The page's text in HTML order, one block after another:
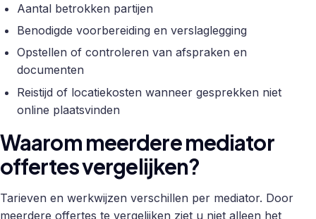
Aantal betrokken partijen
Benodigde voorbereiding en verslaglegging
Opstellen of controleren van afspraken en
documenten
Reistijd of locatiekosten wanneer gesprekken niet
online plaatsvinden
Waarom meerdere mediator
offertes vergelijken?
Tarieven en werkwijzen verschillen per mediator. Door
meerdere offertes te vergelijken ziet u niet alleen het